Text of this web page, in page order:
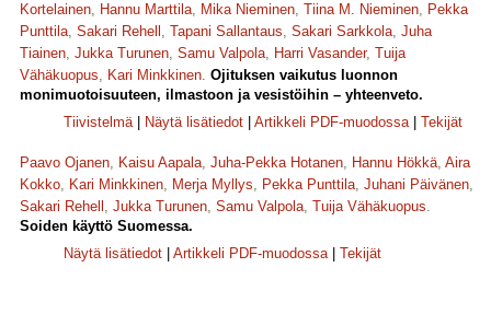
Kortelainen, Hannu Marttila, Mika Nieminen, Tiina M. Nieminen, Pekka
Punttila, Sakari Rehell , Tapani Sallantaus, Sakari Sarkkola, Juha
Tiainen, Jukka Turunen, Samu Valpola, Harri Vasander, Tuija
Vähäkuopus, Kari Minkkinen. Ojituksen vaikutus luonnon
monimuotoisuuteen, ilmastoon ja vesistöihin – yhteenveto.
Tiivistelmä| Näytä lisätiedot Artikkeli PDF-muodossa| Tekijät
Paavo Ojanen, Kaisu Aapala, Juha-Pekka Hotanen, Hannu Hökkä, Aira
Kokko, Kari Minkkinen, Merja Myllys, Pekka Punttila, Juhani Päivänen,
Sakari Rehell , Jukka Turunen, Samu Valpola, Tuija Vähäkuopus.
Soiden käyttö Suomessa.
Näytä lisätiedot
Artikkeli PDF-muodossa| Tekijät